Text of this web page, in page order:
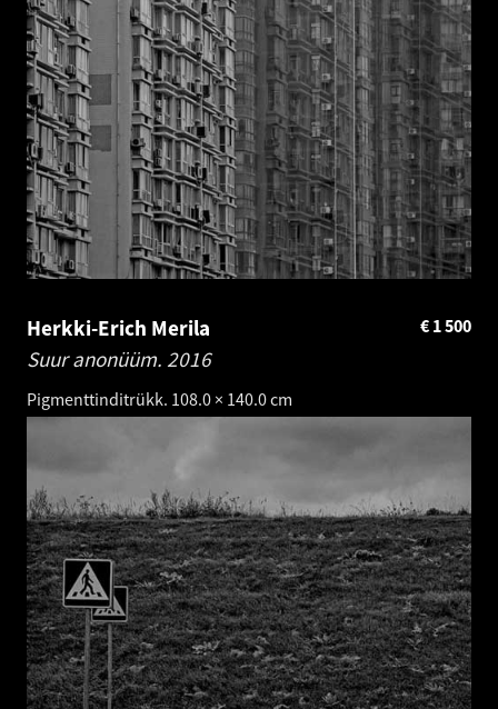
Herkki-Erich Merila
Suur anonüüm. 2016
Pigmenttinditrükk. 108.0 × 140.0 cm
1 500
€